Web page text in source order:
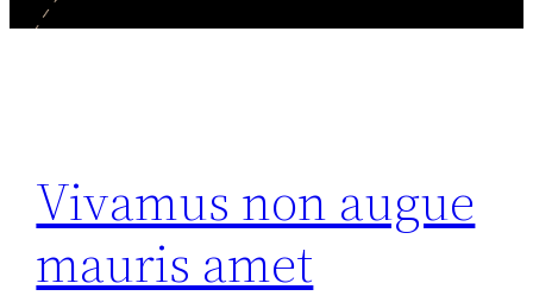
Vivamus non augue
mauris amet